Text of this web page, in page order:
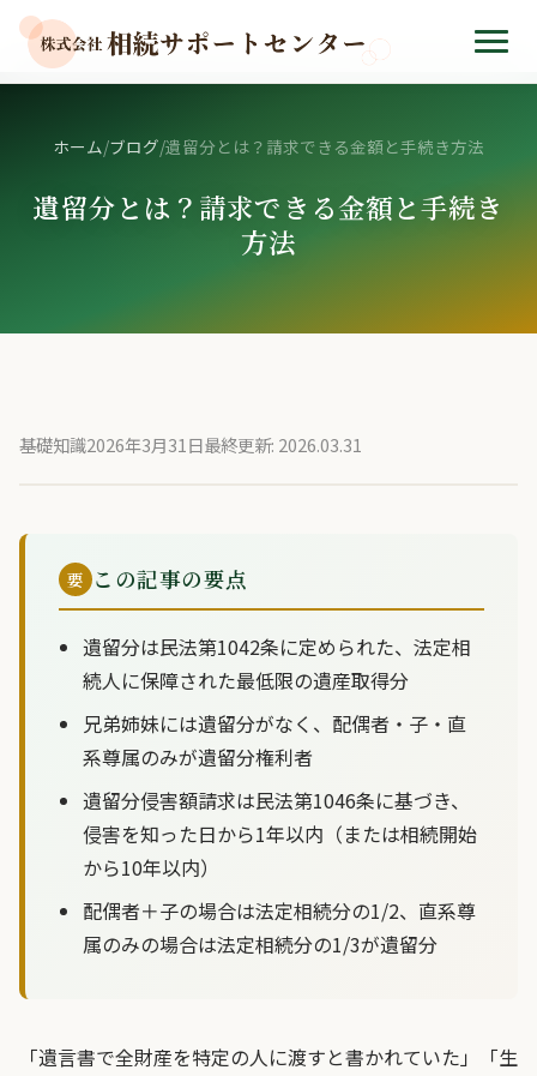
ホーム/ブログ/遺留分とは？請求できる金額と手続き方法
遺留分とは？請求できる金額と手続き
方法
基礎知識2026年3月31日最終更新: 2026.03.31
要 この記事の要点
遺留分は民法第1042条に定められた、法定相
続人に保障された最低限の遺産取得分
兄弟姉妹には遺留分がなく、配偶者・子・直
系尊属のみが遺留分権利者
遺留分侵害額請求は民法第1046条に基づき、
侵害を知った日から1年以内（または相続開始
から10年以内）
配偶者＋子の場合は法定相続分の1/2、直系尊
属のみの場合は法定相続分の1/3が遺留分
「遺言書で全財産を特定の人に渡すと書かれていた」「生